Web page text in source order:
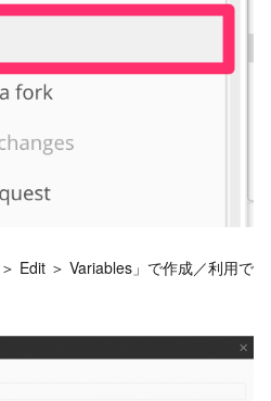
Edit ＞ Variables」で作成／利用で